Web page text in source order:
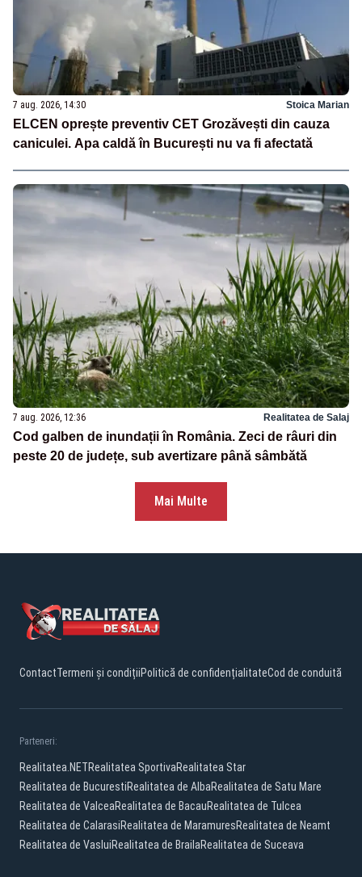
7 aug. 2026, 14:30 Stoica Marian
ELCEN oprește preventiv CET Grozăvești din cauza
caniculei. Apa caldă în București nu va fi afectată
7 aug. 2026, 12:36 Realitatea de Salaj
Cod galben de inundații în România. Zeci de râuri din
peste 20 de județe, sub avertizare până sâmbătă
Mai Multe
ContactTermeni și condițiiPolitică de confidențialitateCod de conduită
Parteneri:
Realitatea.NETRealitatea SportivaRealitatea Star
Realitatea de BucurestiRealitatea de AlbaRealitatea de Satu Mare
Realitatea de ValceaRealitatea de BacauRealitatea de Tulcea
Realitatea de CalarasiRealitatea de MaramuresRealitatea de Neamt
Realitatea de VasluiRealitatea de BrailaRealitatea de Suceava